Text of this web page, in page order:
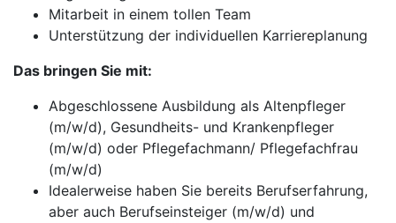
Mitarbeit in einem tollen Team
Unterstützung der individuellen Karriereplanung
Das bringen Sie mit:
Abgeschlossene Ausbildung als Altenpfleger
(m/w/d), Gesundheits- und Krankenpfleger
(m/w/d) oder Pflegefachmann/ Pflegefachfrau
(m/w/d)
Idealerweise haben Sie bereits Berufserfahrung,
aber auch Berufseinsteiger (m/w/d) und